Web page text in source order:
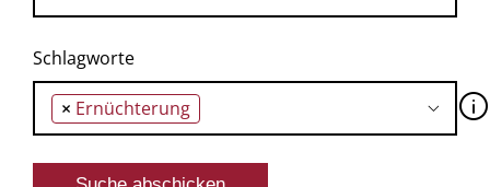
Schlagworte
× Ernüchterung 🛈